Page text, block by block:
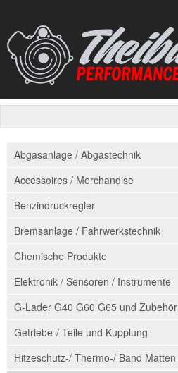
Abgasanlage / Abgastechnik
Accessoires / Merchandise
Benzindruckregler
Bremsanlage / Fahrwerkstechnik
Chemische Produkte
Elektronik / Sensoren / Instrumente
G-Lader G40 G60 G65 und Zubehör
Getriebe-/ Teile und Kupplung
Hitzeschutz-/ Thermo-/ Band Matten